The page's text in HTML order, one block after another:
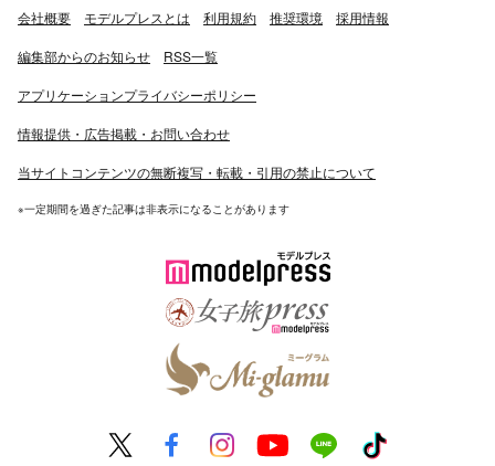
会社概要 モデルプレスとは 利用規約 推奨環境 採用情報
編集部からのお知らせ RSS一覧
アプリケーションプライバシーポリシー
情報提供・広告掲載・お問い合わせ
当サイトコンテンツの無断複写・転載・引用の禁止について
※一定期間を過ぎた記事は非表示になることがあります